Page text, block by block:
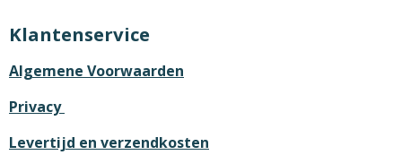
Klantenservice
Algemene Voorwaarden
Privacy
Levertijd en verzendkosten